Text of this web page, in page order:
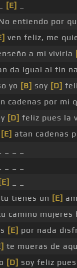
[E]
entiendo por
ven feliz, me
a mi vivirla
da igual al fin
yo [B] soy [D]
cadenas por mi
[D] feliz pues la
[E] atan cadenas
[E]
tienes un [E]
camino mujeres
[E] por nada
te mueras de
[D] soy feliz